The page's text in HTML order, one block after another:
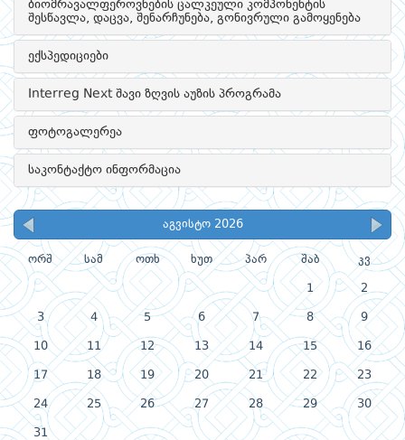
ბიომრავალფეროვნების ცალკეული კომპონენტის
შესწავლა, დაცვა, შენარჩუნება, გონივრული გამოყენება
ექსპედიციები
Interreg Next შავი ზღვის აუზის პროგრამა
ფოტოგალერეა
საკონტაქტო ინფორმაცია
აგვისტო 2026
ორშ სამ ოთხ ხუთ პარ შაბ კვ
1 2
3 4 5 6 7 8 9
10 11 12 13 14 15 16
17 18 19 20 21 22 23
24 25 26 27 28 29 30
31